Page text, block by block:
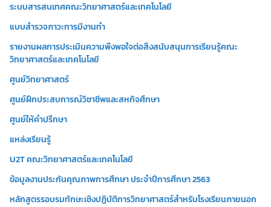
อ
ระบบสารสนเทศคณะวิทยาศาสตร์และเทคโนโลยี
แบบสำรวจภาวะการมีงานทำ
รายงานผลการประเมินความพึงพอใจต่อสิ่งสนับสนุนการเรียนรู้คณะ
วิทยาศาสตร์และเทคโนโลยี
ศูนย์วิทยาศาสตร์
ศูนย์ฝึกประสบการณ์วิชาชีพและสหกิจศึกษา
ศูนย์ให้คำปรึกษา
แหล่งเรียนรู้
U2T คณะวิทยาศาสตร์และเทคโนโลยี
ข้อมูลงานประกันคุณภาพการศึกษา ประจำปีการศึกษา 2563
หลักสูตรรอบรมทักษะเชิงปฏิบัติการวิทยาศาสตร์สำหรับโรงเรียนภายนอก